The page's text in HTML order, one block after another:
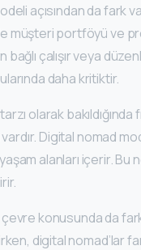
açısından da fark
müşteri portföyü ve
bağlı çalışır veya
daha kritiktir.
olarak
Digital nomad
alanları içerir.
konusunda da
digital nomad’lar